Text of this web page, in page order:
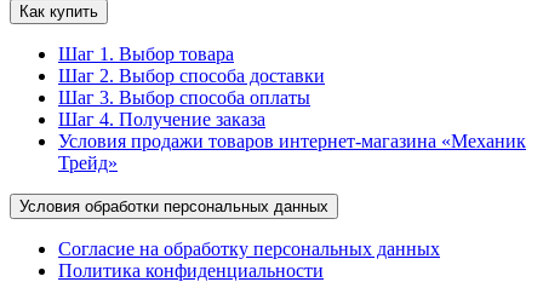
Как купить
Шаг 1. Выбор товара
Шаг 2. Выбор способа доставки
Шаг 3. Выбор способа оплаты
Шаг 4. Получение заказа
Условия продажи товаров интернет-магазина «Механик
Трейд»
Условия обработки персональных данных
Согласие на обработку персональных данных
Политика конфиденциальности